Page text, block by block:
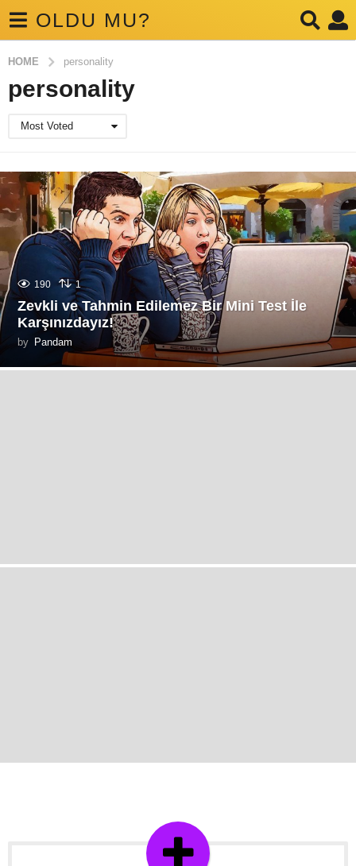
OLDU MU?
HOME personality
personality
Most Voted
190 1
Zevkli ve Tahmin Edilemez Bir Mini Test İle
Karşınızdayız!
by Pandam